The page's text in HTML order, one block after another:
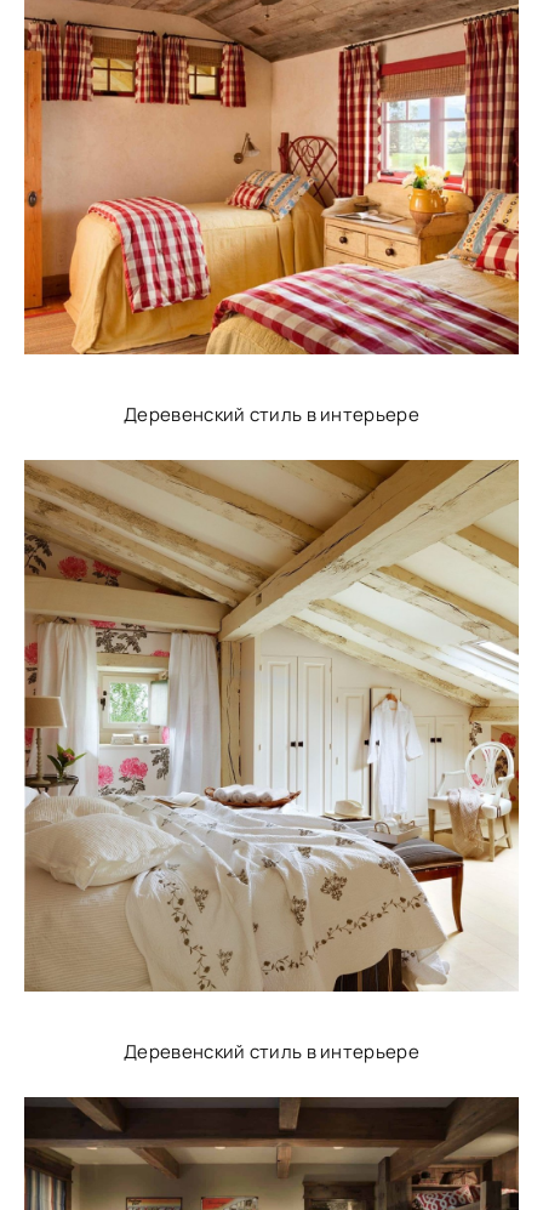
Деревенский стиль в интерьере
Деревенский стиль в интерьере